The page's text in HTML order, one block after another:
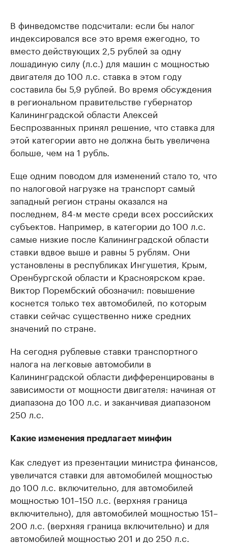
В финведомстве подсчитали: если бы налог
индексировался все это время ежегодно, то
вместо действующих 2,5 рублей за одну
лошадиную силу (л.с.) для машин с мощностью
двигателя до 100 л.с. ставка в этом году
составила бы 5,9 рублей. Во время обсуждения
в региональном правительстве губернатор
Калининградской области Алексей
Беспрозванных принял решение, что ставка для
этой категории авто не должна быть увеличена
больше, чем на 1 рубль.
Еще одним поводом для изменений стало то, что
по налоговой нагрузке на транспорт самый
западный регион страны оказался на
последнем, 84-м месте среди всех российских
субъектов. Например, в категории до 100 л.с.
самые низкие после Калининградской области
ставки вдвое выше и равны 5 рублям. Они
установлены в республиках Ингушетия, Крым,
Оренбургской области и Красноярском крае.
Виктор Порембский обозначил: повышение
коснется только тех автомобилей, по которым
ставки сейчас существенно ниже средних
значений по стране.
На сегодня рублевые ставки транспортного
налога на легковые автомобили в
Калининградской области дифференцированы в
зависимости от мощности двигателя: начиная от
диапазона до 100 л.с. и заканчивая диапазоном
250 л.с.
Какие изменения предлагает минфин
Как следует из презентации министра финансов,
увеличатся ставки для автомобилей мощностью
до 100 л.с. включительно, для автомобилей
мощностью 101–150 л.с. (верхняя граница
включительно), для автомобилей мощностью 151–
200 л.с. (верхняя граница включительно) и для
автомобилей мощностью 201 и до 250 л.с.